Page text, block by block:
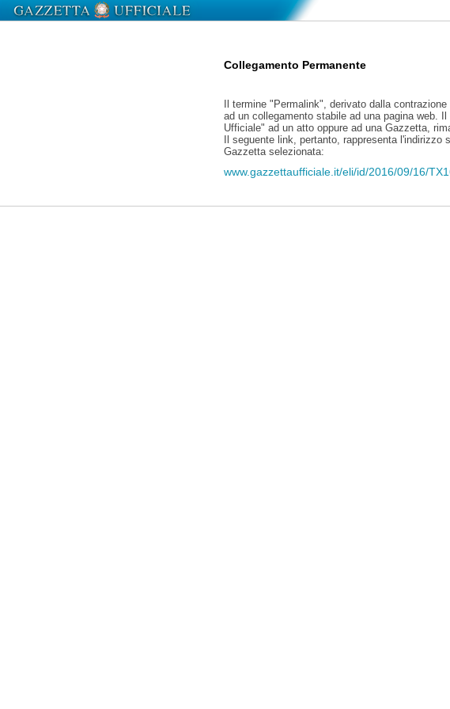
Collegamento Permanente
Il termine "Permalink", derivato dalla
ad un collegamento stabile ad una pagina web.
Ufficiale" ad un atto oppure ad una Gazzetta,
Il seguente link, pertanto, rappresenta
Gazzetta selezionata:
www.gazzettaufficiale.it/eli/id/2016/09/16/